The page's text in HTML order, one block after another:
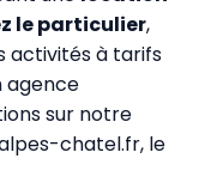
le particulier,
activités à tarifs
agence
sur notre
chatel.fr, le